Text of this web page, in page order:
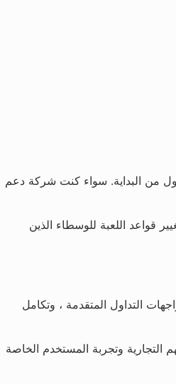
من البداية. سواء كنت شركة دعم
قواعد اللعبة للوسطاء الذين
التداول المتقدمة ، وتكامل
التجارية وتجربة المستخدم الخاصة